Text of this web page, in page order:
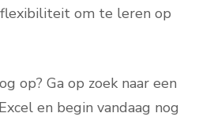
om te leren op
op? Ga op zoek naar een
en begin vandaag nog